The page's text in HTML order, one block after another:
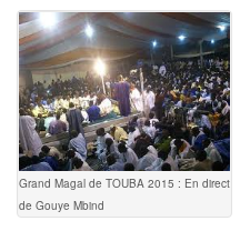
Grand Magal de TOUBA 2015 : En direct
de Gouye Mbind